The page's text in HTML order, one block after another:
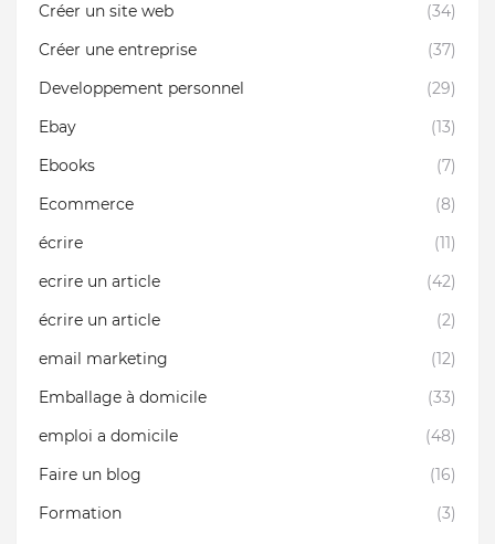
Créer un site web
(34)
Créer une entreprise
(37)
Developpement personnel
(29)
Ebay
(13)
Ebooks
(7)
Ecommerce
(8)
écrire
(11)
ecrire un article
(42)
écrire un article
(2)
email marketing
(12)
Emballage à domicile
(33)
emploi a domicile
(48)
Faire un blog
(16)
Formation
(3)